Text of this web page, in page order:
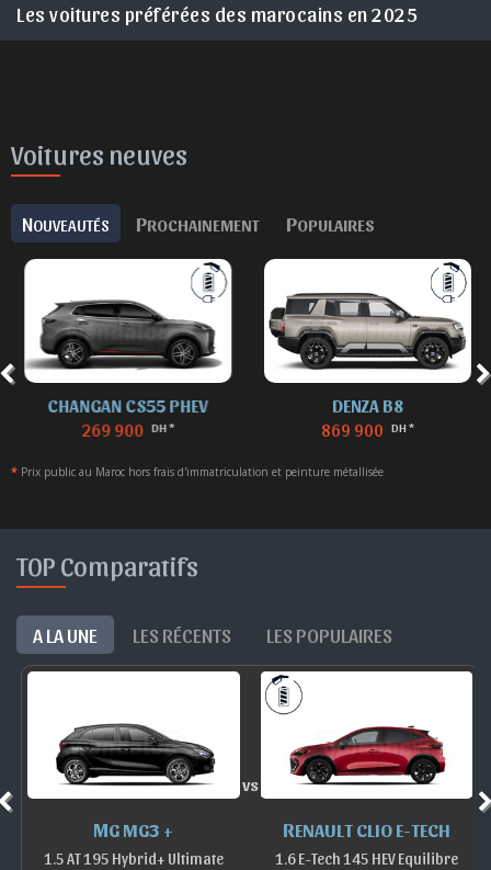
!
Les voitures préférées des marocains en 2025
Voitures neuves
NOUVEAUTÉS PROCHAINEMENT POPULAIRES
CHANGAN CS55 PHEV
269 900 DH *
DENZA B8
869 900 DH *
* Prix public au Maroc hors frais d'immatriculation et peinture métallisée
TOP Comparatifs
A LA UNE LES RÉCENTS LES POPULAIRES
MG MG3 +
1.5 AT 195 Hybrid+ Ultimate
vs
RENAULT CLIO E-TECH
1.6 E-Tech 145 HEV Equilibre